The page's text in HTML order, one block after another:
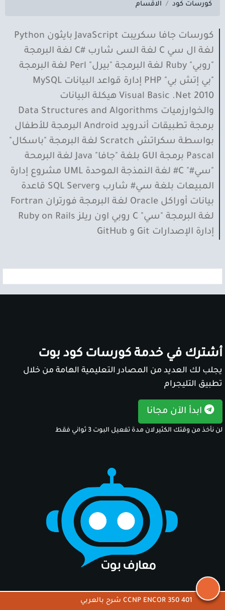
كورسات كود الاقسام
كورسات جافا سكريبت JavaScript بايثون Python
لغة ال سي C لغة السى شارب #C لغة البرمجة
"روبي" Ruby لغة البرمجة "بيرل" Perl لغة البرمجة
"بي إتش بي" PHP إدارة قواعد البيانات MySQL
Visual Basic .Net 2010 هيكلة البيانات
والخوارزميات Data Structures and Algorithms
برمجة تطبيقات أندرويد Android البرمجة للأطفال
بواسطة سكراتش Scratch لغة البرمجة "باسكال"
Pascal برمجة GUI بلغة "جافا" Java لغة البرمحة
"سي#" C# لغة النمذجة الموحدة UML مشروع إدارة
المبيعات بلغة سي# شارب وSQL Server قاعدة
بيانات أوراكل Oracle لغة البرمجة فورتران Fortran
لغة البرمجة "سي" C روبي اون ريلز Ruby on Rails
إدارة الإصدارات Git و GitHub
CCNP ENCOR 350 401 شرح بالعربي
أشترك في خدمة كورسات كود بوت
يجلب لك العديد من المصادر التعليمية الهامة من خلال
تطبيق التليجرام
ابدأ الآن مجانا
لن نأخذ من وقتك الكثير لان مدة تفعيل البوت 3 ثواني فقط